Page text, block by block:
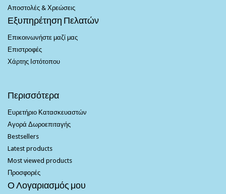
Αποστολές & Χρεώσεις
Εξυπηρέτηση Πελατών
Επικοινωνήστε μαζί μας
Επιστροφές
Χάρτης Ιστότοπου
Περισσότερα
Ευρετήριο Κατασκευαστών
Αγορά Δωροεπιταγής
Bestsellers
Latest products
Most viewed products
Προσφορές
Ο Λογαριασμός μου